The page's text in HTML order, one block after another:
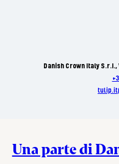
Danish Crown Italy
Una parte di